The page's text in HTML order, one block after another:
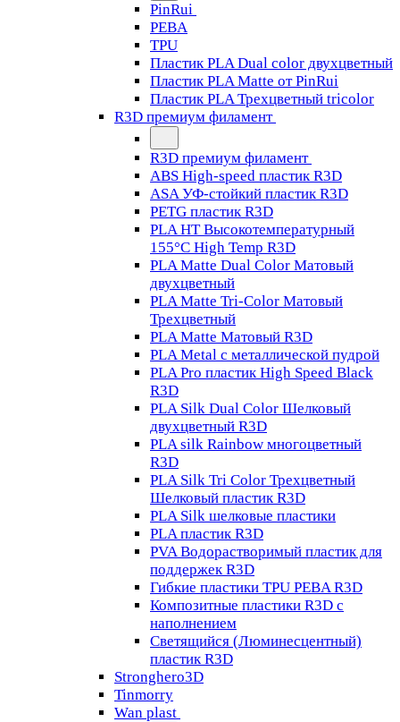
PinRui
PEBA
TPU
Пластик PLA Dual color двухцветный
Пластик PLA Matte от PinRui
Пластик PLA Трехцветный tricolor
R3D премиум филамент
R3D премиум филамент
ABS High-speed пластик R3D
ASA УФ-стойкий пластик R3D
PETG пластик R3D
PLA HT Высокотемпературный
155°C High Temp R3D
PLA Matte Dual Color Матовый
двухцветный
PLA Matte Tri-Color Матовый
Трехцветный
PLA Matte Матовый R3D
PLA Metal с металлической пудрой
PLA Pro пластик High Speed Black
R3D
PLA Silk Dual Color Шелковый
двухцветный R3D
PLA silk Rainbow многоцветный
R3D
PLA Silk Tri Color Трехцветный
Шелковый пластик R3D
PLA Silk шелковые пластики
PLA пластик R3D
PVA Водорастворимый пластик для
поддержек R3D
Гибкие пластики TPU PEBA R3D
Композитные пластики R3D с
наполнением
Светящийся (Люминесцентный)
пластик R3D
Stronghero3D
Tinmorry
Wan plast